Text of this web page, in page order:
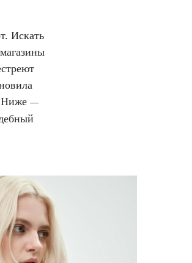
Искать
Ниже —